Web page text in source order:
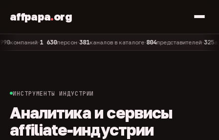
affpapa.org
•1 630персон•381каналов в каталоге•804представителей•325
ИНСТРУМЕНТЫ ИНДУСТРИИ
Аналитика и сервисы
affiliate-индустрии